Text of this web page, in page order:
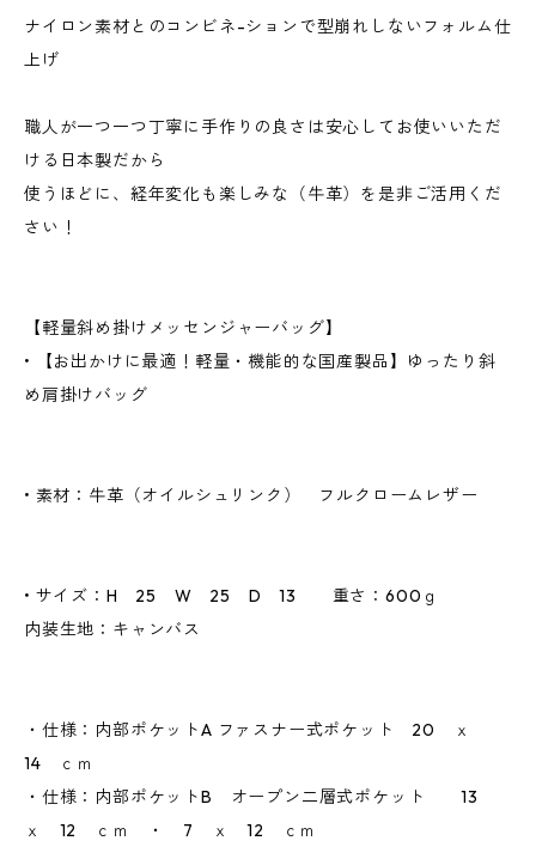
ナイロン素材とのコンビネ-ションで型崩れしないフォルム仕
上げ
職人が一つ一つ丁寧に手作りの良さは安心してお使いいただ
ける日本製だから
使うほどに、経年変化も楽しみな（牛革）を是非ご活用くだ
さい！
【軽量斜め掛けメッセンジャーバッグ】
• 【お出かけに最適！軽量・機能的な国産製品】ゆったり斜
め肩掛けバッグ
• 素材：牛革（オイルシュリンク） フルクロームレザー
• サイズ：H 25 W 25 D 13 重さ：600ｇ
内装生地：キャンバス
・仕様：内部ポケットA ファスナー式ポケット 20 ｘ
14 ｃｍ
・仕様：内部ポケットB オープン二層式ポケット 13
ｘ 12 ｃｍ ・ 7 ｘ 12 ｃｍ